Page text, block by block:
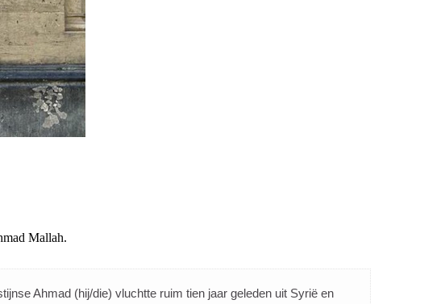
Mallah.
Ahmad (hij/die) vluchtte ruim tien jaar geleden uit Syrië en